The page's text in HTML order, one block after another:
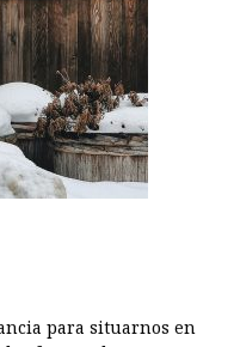
para situarnos en